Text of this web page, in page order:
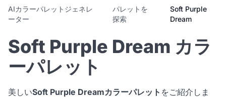
AIカラーパレットジェネレ
ーター
パレットを
探索
Soft Purple
Dream
Soft Purple Dream カラ
ーパレット
美しいSoft Purple Dreamカラーパレット をご紹介しま